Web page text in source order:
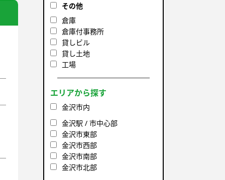
その他
倉庫
倉庫付事務所
貸しビル
貸し土地
工場
エリアから探す
金沢市内
金沢駅 / 市中心部
金沢市東部
金沢市西部
金沢市南部
金沢市北部